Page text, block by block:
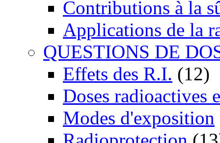
Contributions à la
Applications de la
QUESTIONS DE
Effets des R.I. (12)
Doses radioactives
Modes d'exposition